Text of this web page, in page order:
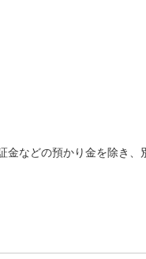
などの預かり金を除き、